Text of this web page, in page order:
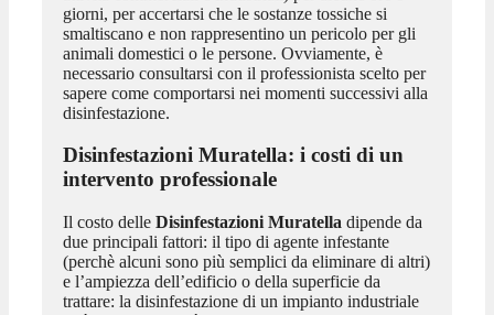
giorni, per accertarsi che le sostanze tossiche si
smaltiscano e non rappresentino un pericolo per gli
animali domestici o le persone. Ovviamente, è
necessario consultarsi con il professionista scelto per
sapere come comportarsi nei momenti successivi alla
disinfestazione.
Disinfestazioni Muratella: i costi di un
intervento professionale
Il costo delle Disinfestazioni Muratella dipende da
due principali fattori: il tipo di agente infestante
(perchè alcuni sono più semplici da eliminare di altri)
e l’ampiezza dell’edificio o della superficie da
trattare: la disinfestazione di un impianto industriale